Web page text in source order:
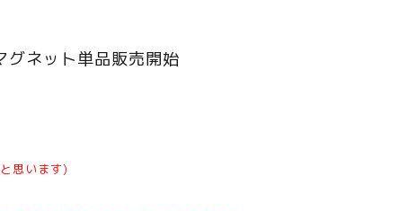
グネット単品販売開始
思います)